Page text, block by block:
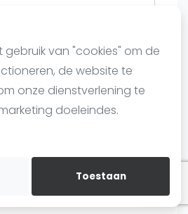
gebruik van "cookies" om de
de website te
onze dienstverlening te
doeleindes.
Toestaan
Community